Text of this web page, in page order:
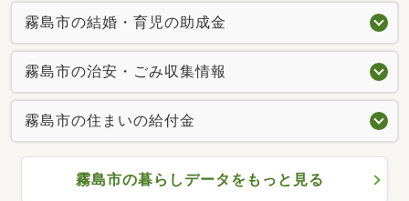
霧島市の結婚・育児の助成金
霧島市の治安・ごみ収集情報
霧島市の住まいの給付金
霧島市の暮らしデータをもっと見る